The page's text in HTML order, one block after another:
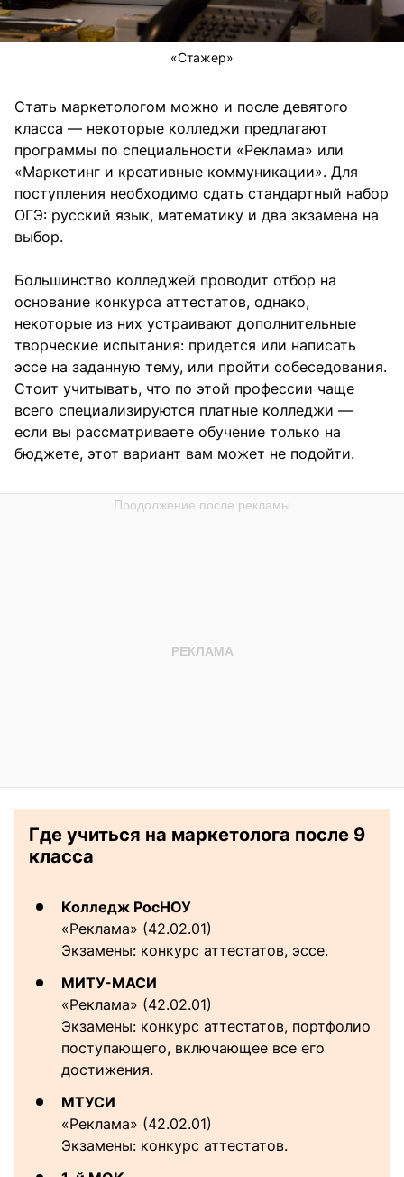
«Стажер»
Стать маркетологом можно и после девятого
класса — некоторые колледжи предлагают
программы по специальности «Реклама» или
«Маркетинг и креативные коммуникации». Для
поступления необходимо сдать стандартный набор
ОГЭ: русский язык, математику и два экзамена на
выбор.
Большинство колледжей проводит отбор на
основание конкурса аттестатов, однако,
некоторые из них устраивают дополнительные
творческие испытания: придется или написать
эссе на заданную тему, или пройти собеседования.
Стоит учитывать, что по этой профессии чаще
всего специализируются платные колледжи —
если вы рассматриваете обучение только на
бюджете, этот вариант вам может не подойти.
Где учиться на маркетолога после 9
класса
Колледж РосНОУ
«Реклама» (42.02.01)
Экзамены: конкурс аттестатов, эссе.
МИТУ-МАСИ
«Реклама» (42.02.01)
Экзамены: конкурс аттестатов, портфолио
поступающего, включающее все его
достижения.
МТУСИ
«Реклама» (42.02.01)
Экзамены: конкурс аттестатов.